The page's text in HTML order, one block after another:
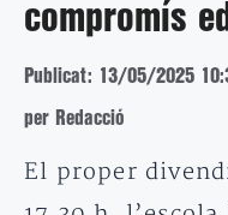
compromís
Publicat: 13/05/2025
per Redacció
El proper